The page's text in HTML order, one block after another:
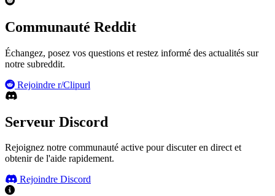
Communauté Reddit
Échangez, posez vos questions et restez informé des actualités sur
notre subreddit.
Rejoindre r/Clipurl
Serveur Discord
Rejoignez notre communauté active pour discuter en direct et
obtenir de l'aide rapidement.
Rejoindre Discord